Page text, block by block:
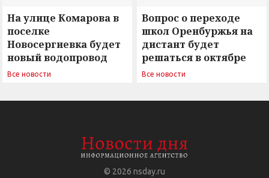
На улице Комарова в
поселке
Новосергиевка будет
новый водопровод
Все новости
Вопрос о переходе
школ Оренбуржья на
дистант будет
решаться в октябре
Все новости
© 2026 nsday.ru